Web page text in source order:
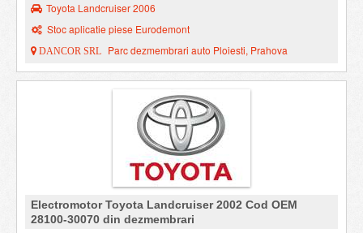
Toyota Landcruiser 2006
Stoc aplicatie piese Eurodemont
DANCOR SRL Parc dezmembrari auto Ploiesti, Prahova
Electromotor Toyota Landcruiser 2002 Cod OEM
28100-30070 din dezmembrari